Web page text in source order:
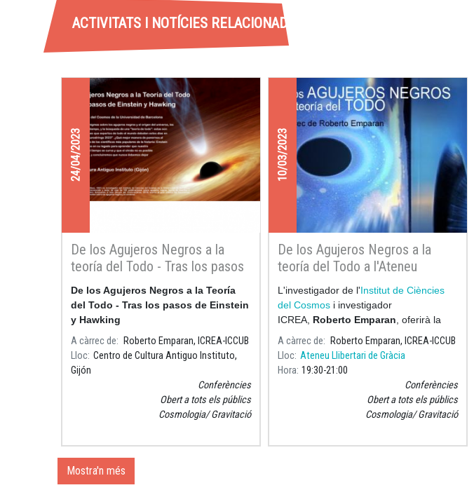
ACTIVITATS I NOTÍCIES RELACIONADES
24/04/2023
De los Agujeros Negros a la
teoría del Todo - Tras los pasos
de Einstein y Hawking a
Eurostrings 2023
De los Agujeros Negros a la Teoría
del Todo - Tras los pasos de Einstein
y Hawking
A càrrec de
Roberto Emparan, ICREA-ICCUB
Lloc Centro de Cultura Antiguo Instituto,
Gijón
Conferències
Obert a tots els públics
Cosmologia Gravitació
10/03/2023
De los Agujeros Negros a la
teoría del Todo a l'Ateneu
Llibertari de Gràcia
L'investigador de l'Institut de Ciències
del Cosmos i investigador
ICREA, Roberto Emparan , oferirà la
xerrada " De los Agujeros Negros a l
A càrrec de
Roberto Emparan, ICREA-ICCUB
Lloc Ateneu Llibertari de Gràcia
Hora 19:30 21:00
Conferències
Obert a tots els públics
Cosmologia Gravitació
Mostra'n més